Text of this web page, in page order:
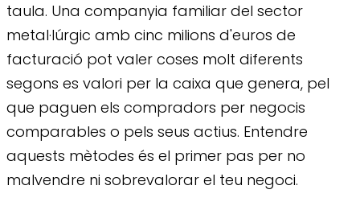
taula. Una companyia familiar del sector
metal·lúrgic amb cinc milions d'euros de
facturació pot valer coses molt diferents
segons es valori per la caixa que genera, pel
que paguen els compradors per negocis
comparables o pels seus actius. Entendre
aquests mètodes és el primer pas per no
malvendre ni sobrevalorar el teu negoci.